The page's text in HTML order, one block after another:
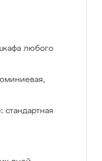
любого
стандартная